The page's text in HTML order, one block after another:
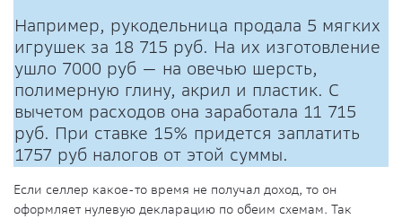
Например, рукодельница продала 5 мягких
игрушек за 18 715 руб. На их изготовление
ушло 7000 руб — на овечью шерсть,
полимерную глину, акрил и пластик. С
вычетом расходов она заработала 11 715
руб. При ставке 15% придется заплатить
1757 руб налогов от этой суммы.
Если селлер какое-то время не получал доход, то он
оформляет нулевую декларацию по обеим схемам. Так